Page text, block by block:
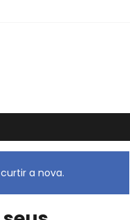
a nova.